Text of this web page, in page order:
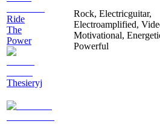
Ride
The
Power
Thesieryj
Rock, Electricguitar,
Electroamplified,
Motivational,
Powerful